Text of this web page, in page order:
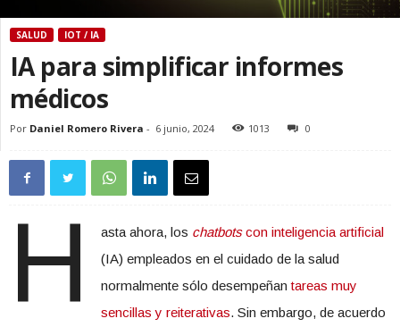
SALUD IOT / IA
IA para simplificar informes
médicos
Por Daniel Romero Rivera - 6 junio, 2024 1013 0
H asta ahora, los chatbotscon inteligencia artificial
(IA) empleados en el cuidado de la salud
normalmente sólo desempeñantareas muy
sencillas y reiterativas. Sin embargo, de acuerdo